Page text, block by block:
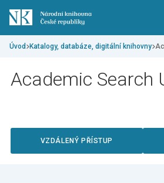
Úvod Katalogy, databáze, digitální knihovny
Academic Search
VZDÁLENÝ PŘÍSTUP